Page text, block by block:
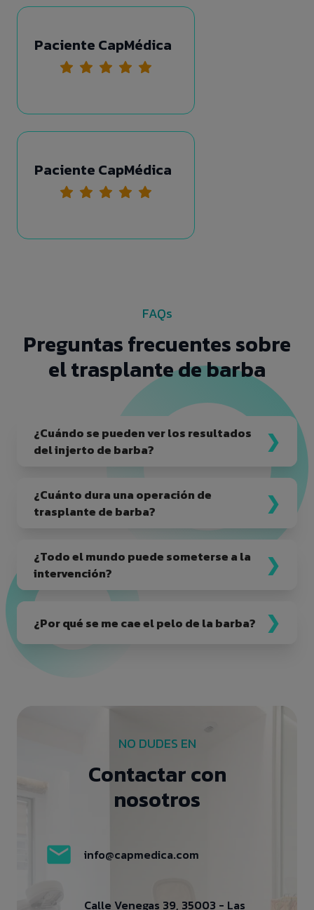
Paciente CapMédica
Paciente CapMédica
FAQs
Preguntas frecuentes sobre
el trasplante de barba
¿Cuándo se pueden ver los resultados
del injerto de barba?
¿Cuánto dura una operación de
trasplante de barba?
¿Todo el mundo puede someterse a la
intervención?
¿Por qué se me cae el pelo de la barba?
NO DUDES EN
Contactar con
nosotros
info@capmedica.com
Calle Venegas 39, 35003 - Las